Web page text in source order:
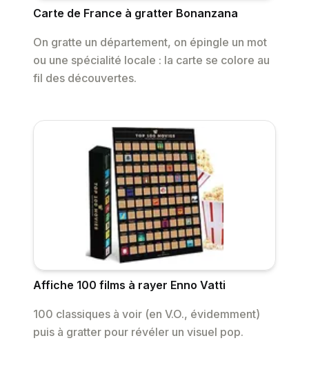
Carte de France à gratter Bonanzana
On gratte un département, on épingle un mot
ou une spécialité locale : la carte se colore au
fil des découvertes.
Affiche 100 films à rayer Enno Vatti
100 classiques à voir (en V.O., évidemment)
puis à gratter pour révéler un visuel pop.